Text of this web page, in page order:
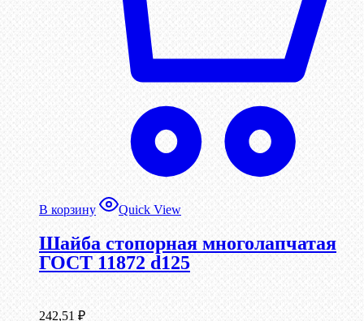
В корзину Quick View
Шайба стопорная многолапчатая
ГОСТ 11872 d125
242,51 ₽